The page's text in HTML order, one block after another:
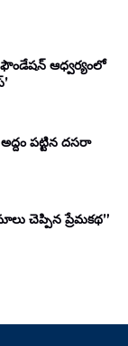
ఆధ్వర్యంలో
పట్టిన దసరా
చెప్పిన ప్రేమకథ”